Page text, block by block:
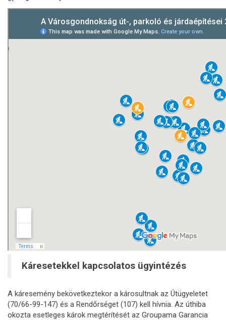
Káresetekkel kapcsolatos ügyintézés
A káresemény bekövetkeztekor a károsultnak az Útügyeletet
(70/66-99-147) és a Rendőrséget (107) kell hívnia. Az úthiba
okozta esetleges károk megtérítését az Groupama Garancia